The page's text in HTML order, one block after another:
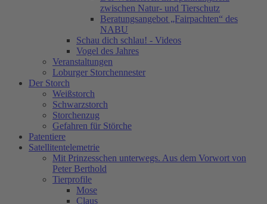
zwischen Natur- und Tierschutz
Beratungsangebot „Fairpachten“ des
NABU
Schau dich schlau! - Videos
Vogel des Jahres
Veranstaltungen
Loburger Storchennester
Der Storch
Weißstorch
Schwarzstorch
Storchenzug
Gefahren für Störche
Patentiere
Satellitentelemetrie
Mit Prinzesschen unterwegs. Aus dem Vorwort von
Peter Berthold
Tierprofile
Mose
Claus